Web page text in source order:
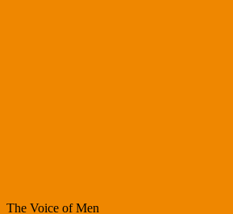
The Voice of Men